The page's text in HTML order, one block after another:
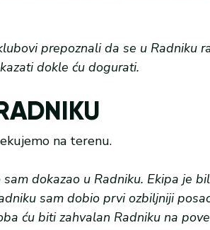
prepoznali da se u Radniku
dokle ću dogurati.
na terenu.
dokazao u Radniku. Ekipa je
sam dobio prvi ozbiljniji
ću biti zahvalan Radniku na